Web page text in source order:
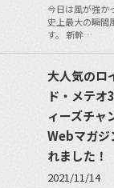
今日は風が強か
史上最大の瞬間
す。 新幹…
大人気のロ
ド・メテ
ィーズチャ
Webマガジ
れました！
2021/11/14